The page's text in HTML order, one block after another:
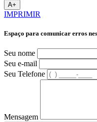
A+
IMPRIMIR
Espaço para comunicar erros
Seu nome
Seu e-mail
Seu Telefone
Mensagem